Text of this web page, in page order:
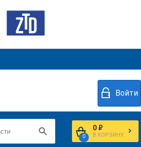
Войти
0
0 ₽
В КОРЗИНУ